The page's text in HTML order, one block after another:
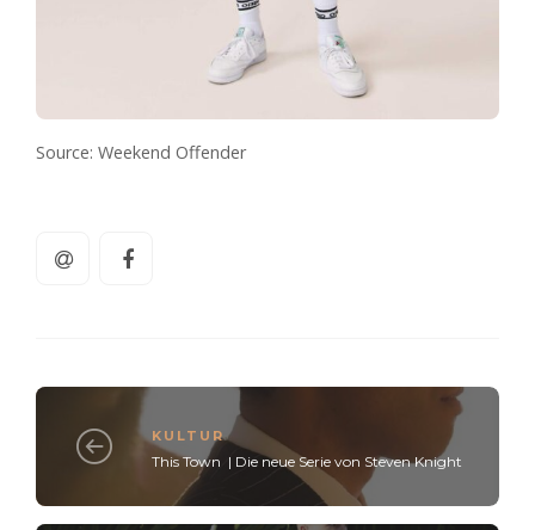
Source: Weekend Offender
KULTUR
This Town | Die neue Serie von Steven Knight